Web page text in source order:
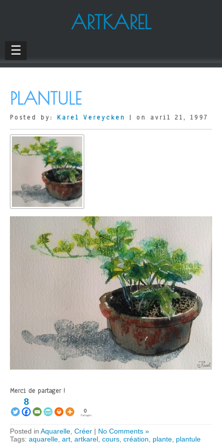
ARTKAREL
☰
PLANTULE
Posted by: Karel Vereycken | on avril 21, 1997
Merci de partager !
8
0
Partages
Posted in Aquarelle Créer | No Comments »
Tags: aquarelle art artkarel cours création plante plantule